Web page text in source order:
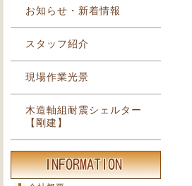
お知らせ・新着情報
スタッフ紹介
現場作業光景
木造軸組耐震シェルター
【剛建】